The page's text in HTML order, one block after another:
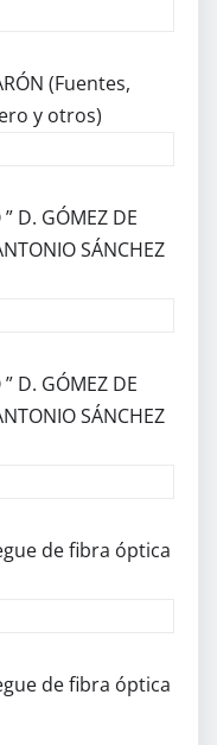
(Fuentes,
y otros)
D. GÓMEZ DE
SÁNCHEZ
D. GÓMEZ DE
SÁNCHEZ
de fibra óptica
de fibra óptica